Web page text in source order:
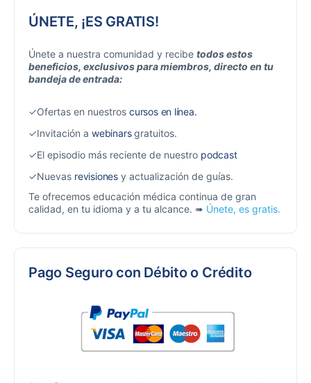
ÚNETE, ¡ES GRATIS!
Únete a nuestra comunidad y recibe todos estos
beneficios, exclusivos para miembros, directo en tu
bandeja de entrada:
✓Ofertas en nuestros cursos en línea.
✓Invitación a webinarsgratuitos.
✓El episodio más reciente de nuestro podcast
✓Nuevas revisionesy actualización de guías.
Te ofrecemos educación médica continua de gran
calidad, en tu idioma y a tu alcance. ➠ Únete, es gratis.
Pago Seguro con Débito o Crédito